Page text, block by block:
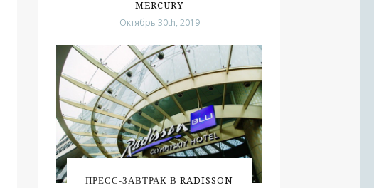
MERCURY
Октябрь 30th, 2019
ПРЕСС-ЗАВТРАК В RADISSON